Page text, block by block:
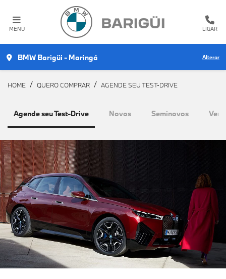
MENU LIGAR
BMW Barigüi - Maringá Alterar
HOME QUERO COMPRAR AGENDE SEU TEST-DRIVE
Novos Seminovos
Agende seu Test-Drive